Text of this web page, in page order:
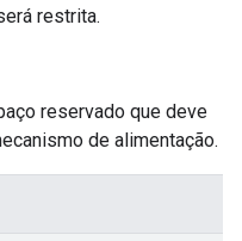
restrita.
reservado que deve
de alimentação.